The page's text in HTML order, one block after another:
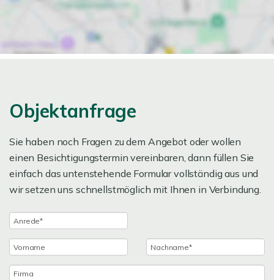
Objektanfrage
Sie haben noch Fragen zu dem Angebot oder wollen
einen Besichtigungstermin vereinbaren, dann füllen Sie
einfach das untenstehende Formular vollständig aus und
wir setzen uns schnellstmöglich mit Ihnen in Verbindung.